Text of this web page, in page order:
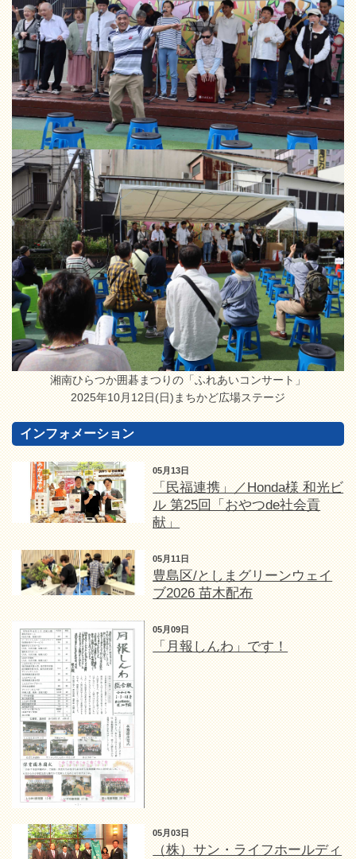
湘南ひらつか囲碁まつりの「ふれあいコンサート」
2025年10月12日(日)まちかど広場ステージ
インフォメーション
05月13日
「民福連携」／Honda様 和光ビ
ル 第25回「おやつde社会貢
献」
05月11日
豊島区/としまグリーンウェイ
ブ2026 苗木配布
05月09日
「月報しんわ」です！
05月03日
（株）サン・ライフホールディ